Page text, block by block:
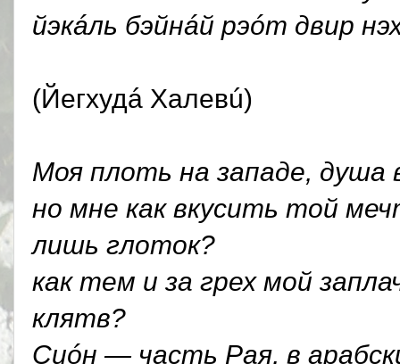
йэкáль бэйнáй рэóт двир
(Йегхудá Халевú)
Моя плоть на западе, душа
но мне как вкусить той
лишь глоток?
как тем и за грех мой
клятв?
Сиóн — часть Рая, в